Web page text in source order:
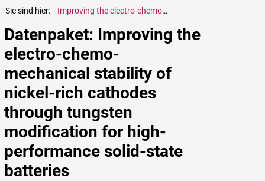
Sie sind hier: Improving the electro-chemo-mechanical stability of nickel-rich cathodes through tungsten modification for high-performance solid-state batteries
Datenpaket: Improving the
electro-chemo-
mechanical stability of
nickel-rich cathodes
through tungsten
modification for high-
performance solid-state
batteries